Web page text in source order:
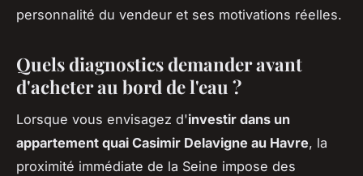
personnalité du vendeur et ses motivations réelles.
Quels diagnostics demander avant
d'acheter au bord de l'eau ?
Lorsque vous envisagez d'investir dans un
appartement quai Casimir Delavigne au Havre, la
proximité immédiate de la Seine impose des